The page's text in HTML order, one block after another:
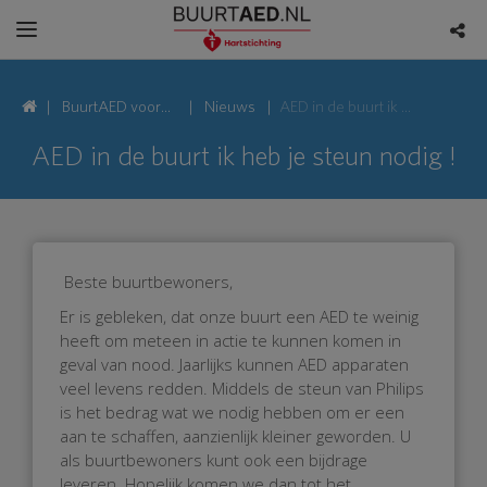
BuurtAED voor
Vlekkestraat,
Nieuws AED in de buurt ik heb je steun nodig !
AED in de buurt ik heb je steun nodig !
Beste buurtbewoners,
Er is gebleken, dat onze buurt een AED te weinig
heeft om meteen in actie te kunnen komen in
geval van nood. Jaarlijks kunnen AED apparaten
veel levens redden. Middels de steun van Philips
is het bedrag wat we nodig hebben om er een
aan te schaffen, aanzienlijk kleiner geworden. U
als buurtbewoners kunt ook een bijdrage